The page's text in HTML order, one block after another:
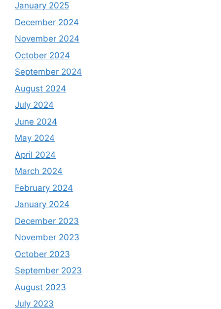
January 2025
December 2024
November 2024
October 2024
September 2024
August 2024
July 2024
June 2024
May 2024
April 2024
March 2024
February 2024
January 2024
December 2023
November 2023
October 2023
September 2023
August 2023
July 2023